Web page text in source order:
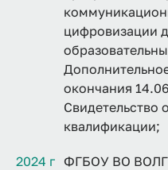
цифровизации
окончания
Свидетельство
квалификации;
2024 г ФГБОУ ВО